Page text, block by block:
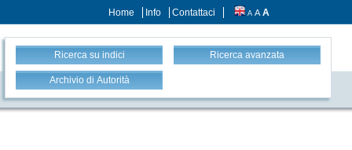
Home Info Contattaci A A A
Ricerca su indici Ricerca avanzata
Archivio di Autorità